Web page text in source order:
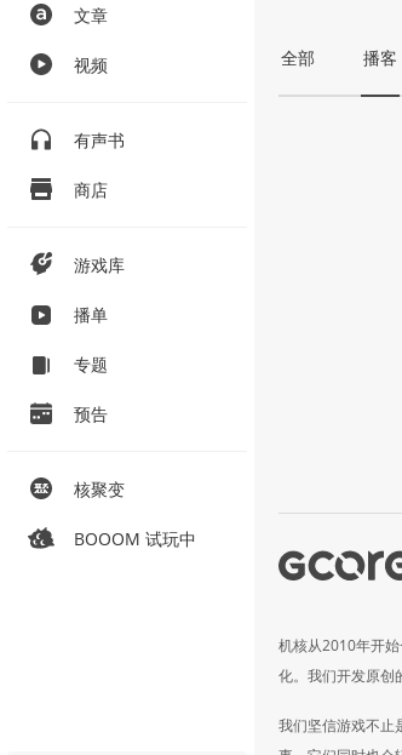
文章
视频
有声书
商店
游戏库
播单
专题
预告
核聚变
BOOOM 试玩中
全部 播客
机核从2010年开
化。我们开发原创
我们坚信游戏不止